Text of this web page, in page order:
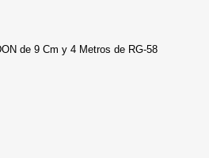
de 9 Cm y 4 Metros de RG-58